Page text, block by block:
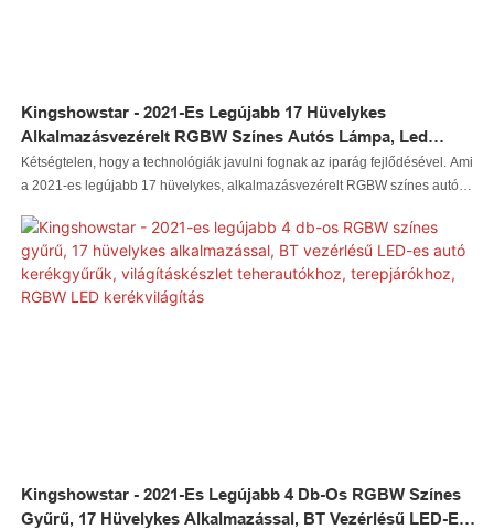
Kingshowstar - 2021-Es Legújabb 17 Hüvelykes
Alkalmazásvezérelt RGBW Színes Autós Lámpa, Led
Kerékgyűrű, Kétoldalas, 4 Darabos Felni Világításkészlet
Univerzális Autókhoz, RGBW LED Keréklámpa
Kétségtelen, hogy a technológiák javulni fognak az iparág fejlődésével. Ami
a 2021-es legújabb 17 hüvelykes, alkalmazásvezérelt RGBW színes autós
autóvilágítási rendszerek területén.
Kingshowstar - 2021-Es Legújabb 4 Db-Os RGBW Színes
Gyűrű, 17 Hüvelykes Alkalmazással, BT Vezérlésű LED-Es